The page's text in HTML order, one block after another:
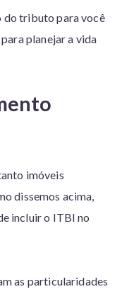
do tributo para você
planejar a vida
imóveis
dissemos acima,
incluir o ITBI no
as particularidades